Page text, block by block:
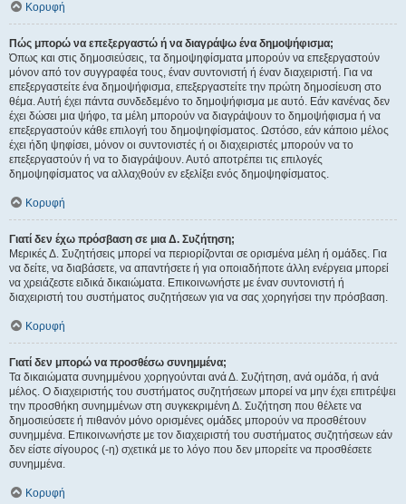
Κορυφή
Πώς μπορώ να επεξεργαστώ ή να διαγράψω ένα δημοψήφισμα;
Όπως και στις δημοσιεύσεις, τα δημοψηφίσματα μπορούν να επεξεργαστούν
μόνον από τον συγγραφέα τους, έναν συντονιστή ή έναν διαχειριστή. Για να
επεξεργαστείτε ένα δημοψήφισμα, επεξεργαστείτε την πρώτη δημοσίευση στο
θέμα. Αυτή έχει πάντα συνδεδεμένο το δημοψήφισμα με αυτό. Εάν κανένας δεν
έχει δώσει μια ψήφο, τα μέλη μπορούν να διαγράψουν το δημοψήφισμα ή να
επεξεργαστούν κάθε επιλογή του δημοψηφίσματος. Ωστόσο, εάν κάποιο μέλος
έχει ήδη ψηφίσει, μόνον οι συντονιστές ή οι διαχειριστές μπορούν να το
επεξεργαστούν ή να το διαγράψουν. Αυτό αποτρέπει τις επιλογές
δημοψηφίσματος να αλλαχθούν εν εξελίξει ενός δημοψηφίσματος.
Κορυφή
Γιατί δεν έχω πρόσβαση σε μια Δ. Συζήτηση;
Μερικές Δ. Συζητήσεις μπορεί να περιορίζονται σε ορισμένα μέλη ή ομάδες. Για
να δείτε, να διαβάσετε, να απαντήσετε ή για οποιαδήποτε άλλη ενέργεια μπορεί
να χρειάζεστε ειδικά δικαιώματα. Επικοινωνήστε με έναν συντονιστή ή
διαχειριστή του συστήματος συζητήσεων για να σας χορηγήσει την πρόσβαση.
Κορυφή
Γιατί δεν μπορώ να προσθέσω συνημμένα;
Τα δικαιώματα συνημμένου χορηγούνται ανά Δ. Συζήτηση, ανά ομάδα, ή ανά
μέλος. Ο διαχειριστής του συστήματος συζητήσεων μπορεί να μην έχει επιτρέψει
την προσθήκη συνημμένων στη συγκεκριμένη Δ. Συζήτηση που θέλετε να
δημοσιεύσετε ή πιθανόν μόνο ορισμένες ομάδες μπορούν να προσθέτουν
συνημμένα. Επικοινωνήστε με τον διαχειριστή του συστήματος συζητήσεων εάν
δεν είστε σίγουρος (-η) σχετικά με το λόγο που δεν μπορείτε να προσθέσετε
συνημμένα.
Κορυφή